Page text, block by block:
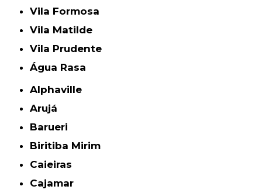
Vila Formosa
Vila Matilde
Vila Prudente
Água Rasa
Alphaville
Arujá
Barueri
Biritiba Mirim
Caieiras
Cajamar